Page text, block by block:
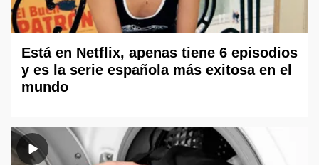
Está en Netflix, apenas tiene 6 episodios
y es la serie española más exitosa en el
mundo